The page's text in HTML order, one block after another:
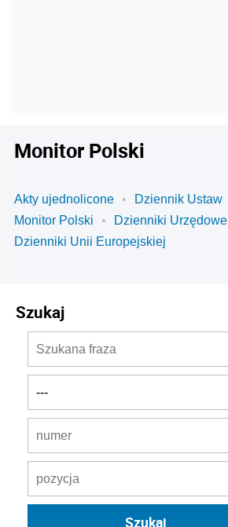
Monitor Polski
Akty ujednolicone
Dziennik Ustaw
Monitor Polski
Dzienniki Urzędowe
Dzienniki Unii Europejskiej
Szukaj